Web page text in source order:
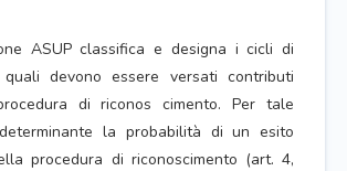
ASUP classifica e designa i cicli di
devono essere versati contributi
di riconos cimento. Per tale
la probabilità di un esito
procedura di riconoscimento (art. 4,